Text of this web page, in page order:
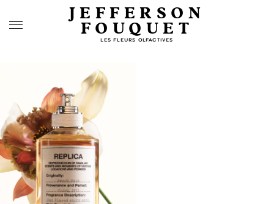
JEFFERSON
FOUQUET
LES FLEURS OLFACTIVES